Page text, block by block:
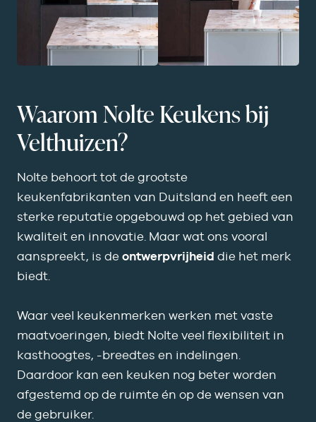
Waarom Nolte Keukens bij
Velthuizen?
Nolte behoort tot de grootste
keukenfabrikanten van Duitsland en heeft een
sterke reputatie opgebouwd op het gebied van
kwaliteit en innovatie. Maar wat ons vooral
aanspreekt, is de ontwerpvrijheid die het merk
biedt.
Waar veel keukenmerken werken met vaste
maatvoeringen, biedt Nolte veel flexibiliteit in
kasthoogtes, -breedtes en indelingen.
Daardoor kan een keuken nog beter worden
afgestemd op de ruimte én op de wensen van
de gebruiker.